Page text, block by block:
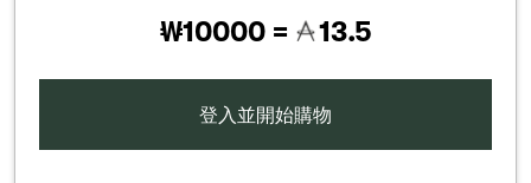
₩10000 = 13.5
登入並開始購物